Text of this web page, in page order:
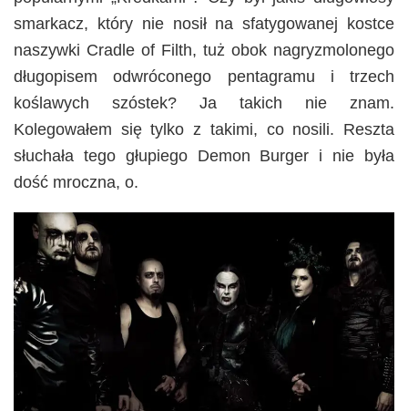
smarkacz, który nie nosił na sfatygowanej kostce
naszywki Cradle of Filth, tuż obok nagryzmolonego
długopisem odwróconego pentagramu i trzech
koślawych szóstek? Ja takich nie znam.
Kolegowałem się tylko z takimi, co nosili. Reszta
słuchała tego głupiego Demon Burger i nie była
dość mroczna, o.